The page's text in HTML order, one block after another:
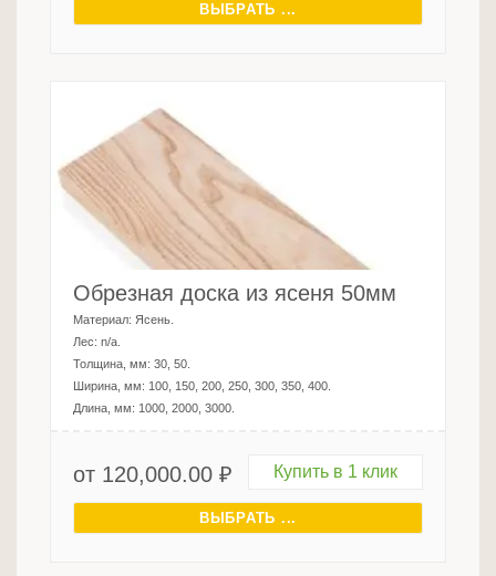
ВЫБРАТЬ ...
Обрезная доска из ясеня 50мм
Материал: Ясень.
Лес: n/a.
Толщина, мм: 30, 50.
Ширина, мм: 100, 150, 200, 250, 300, 350, 400.
Длина, мм: 1000, 2000, 3000.
от 120,000.00 ₽ Купить в 1 клик
ВЫБРАТЬ ...